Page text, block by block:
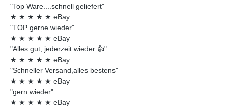
"Top Ware....schnell geliefert"
★ ★ ★ ★ ★ eBay
"TOP gerne wieder"
★ ★ ★ ★ ★ eBay
"Alles gut, jederzeit wieder 👍"
★ ★ ★ ★ ★ eBay
"Schneller Versand,alles bestens"
★ ★ ★ ★ ★ eBay
"gern wieder"
★ ★ ★ ★ ★ eBay